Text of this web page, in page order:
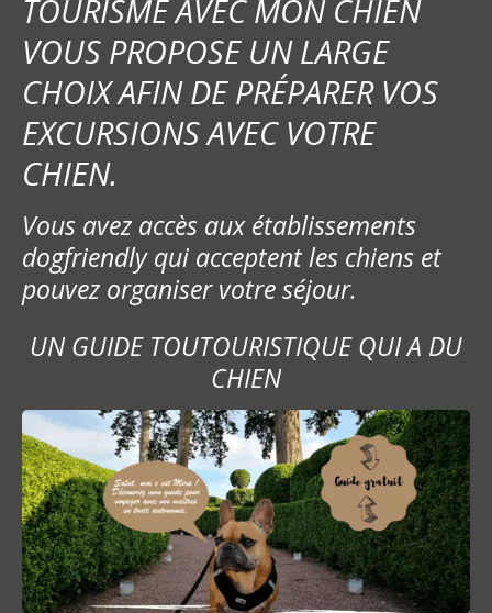
TOURISME AVEC MON CHIEN
VOUS PROPOSE UN LARGE
CHOIX AFIN DE PRÉPARER VOS
EXCURSIONS AVEC VOTRE
CHIEN.
Vous avez accès aux établissements
dogfriendly qui acceptent les chiens et
pouvez organiser votre séjour.
UN GUIDE TOUTOURISTIQUE QUI A DU
CHIEN